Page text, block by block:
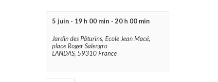
5 juin - 19 h 00 min - 20 h 00 min
Jardin des Pâturins, Ecole Jean Macé,
place Roger Salengro
LANDAS, 59310France